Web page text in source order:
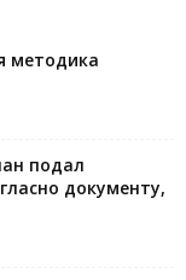
методика
подал
документу,